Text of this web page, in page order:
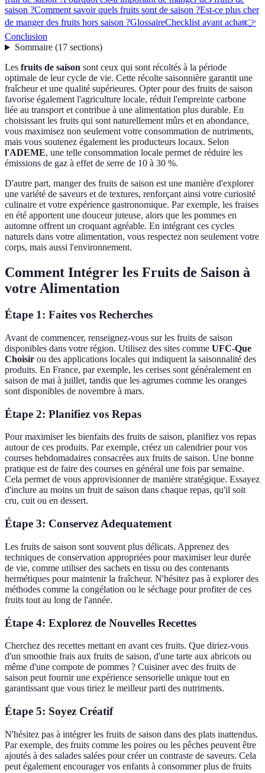
saison ?Comment savoir quels fruits sont de saison ?Est-ce plus cher
de manger des fruits hors saison ?GlossaireChecklist avant achat👉
Conclusion
Sommaire(17 sections)
Les fruits de saison sont ceux qui sont récoltés à la période
optimale de leur cycle de vie. Cette récolte saisonnière garantit une
fraîcheur et une qualité supérieures. Opter pour des fruits de saison
favorise également l'agriculture locale, réduit l'empreinte carbone
liée au transport et contribue à une alimentation plus durable. En
choisissant les fruits qui sont naturellement mûrs et en abondance,
vous maximisez non seulement votre consommation de nutriments,
mais vous soutenez également les producteurs locaux. Selon
l'ADEME, une telle consommation locale permet de réduire les
émissions de gaz à effet de serre de 10 à 30 %.
D'autre part, manger des fruits de saison est une manière d'explorer
une variété de saveurs et de textures, renforçant ainsi votre curiosité
culinaire et votre expérience gastronomique. Par exemple, les fraises
en été apportent une douceur juteuse, alors que les pommes en
automne offrent un croquant agréable. En intégrant ces cycles
naturels dans votre alimentation, vous respectez non seulement votre
corps, mais aussi l'environnement.
Comment Intégrer les Fruits de Saison à
votre Alimentation
Étape 1: Faites vos Recherches
Avant de commencer, renseignez-vous sur les fruits de saison
disponibles dans votre région. Utilisez des sites comme UFC-Que
Choisir ou des applications locales qui indiquent la saisonnalité des
produits. En France, par exemple, les cerises sont généralement en
saison de mai à juillet, tandis que les agrumes comme les oranges
sont disponibles de novembre à mars.
Étape 2: Planifiez vos Repas
Pour maximiser les bienfaits des fruits de saison, planifiez vos repas
autour de ces produits. Par exemple, créez un calendrier pour vos
courses hebdomadaires consacrées aux fruits de saison. Une bonne
pratique est de faire des courses en général une fois par semaine.
Cela permet de vous approvisionner de manière stratégique. Essayez
d'inclure au moins un fruit de saison dans chaque repas, qu'il soit
cru, cuit ou en dessert.
Étape 3: Conservez Adequatement
Les fruits de saison sont souvent plus délicats. Apprenez des
techniques de conservation appropriées pour maximiser leur durée
de vie, comme utiliser des sachets en tissu ou des contenants
hermétiques pour maintenir la fraîcheur. N'hésitez pas à explorer des
méthodes comme la congélation ou le séchage pour profiter de ces
fruits tout au long de l'année.
Étape 4: Explorez de Nouvelles Recettes
Cherchez des recettes mettant en avant ces fruits. Que diriez-vous
d'un smoothie frais aux fruits de saison, d'une tarte aux abricots ou
même d'une compote de pommes ? Cuisiner avec des fruits de
saison peut fournir une expérience sensorielle unique tout en
garantissant que vous tiriez le meilleur parti des nutriments.
Étape 5: Soyez Créatif
N'hésitez pas à intégrer les fruits de saison dans des plats inattendus.
Par exemple, des fruits comme les poires ou les pêches peuvent être
ajoutés à des salades salées pour créer un contraste de saveurs. Cela
peut également encourager vos enfants à consommer plus de fruits